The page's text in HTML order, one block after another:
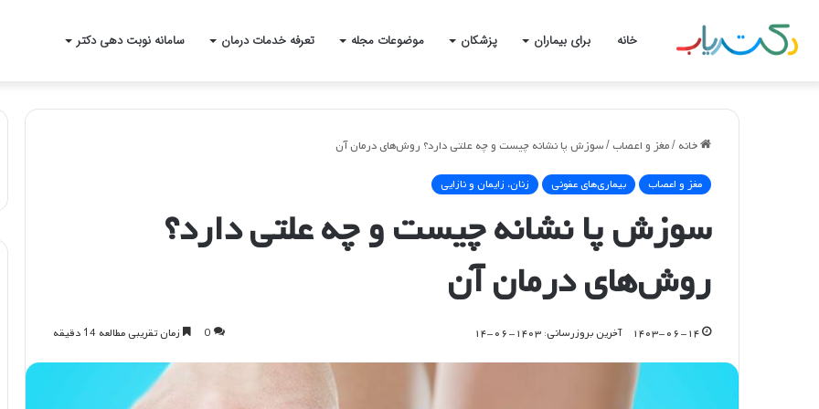
خانه برای بیماران پزشکان موضوعات مجله تعرفه خدمات درمان سامانه نوبت دهی دکتر
خانه /مغز و اعصاب/سوزش پا نشانه چیست و چه علتی دارد؟ روش‌های درمان آن
مغز و اعصاب بیماری‌های عفونی زنان، زایمان و نازایی
سوزش پا نشانه چیست و چه علتی دارد؟
روش‌های درمان آن
۱۴۰۳-۰۶-۱۴ آخرین بروزرسانی: ۱۴۰۳-۰۶-۱۴ 0 زمان تقریبی مطالعه 14 دقیقه